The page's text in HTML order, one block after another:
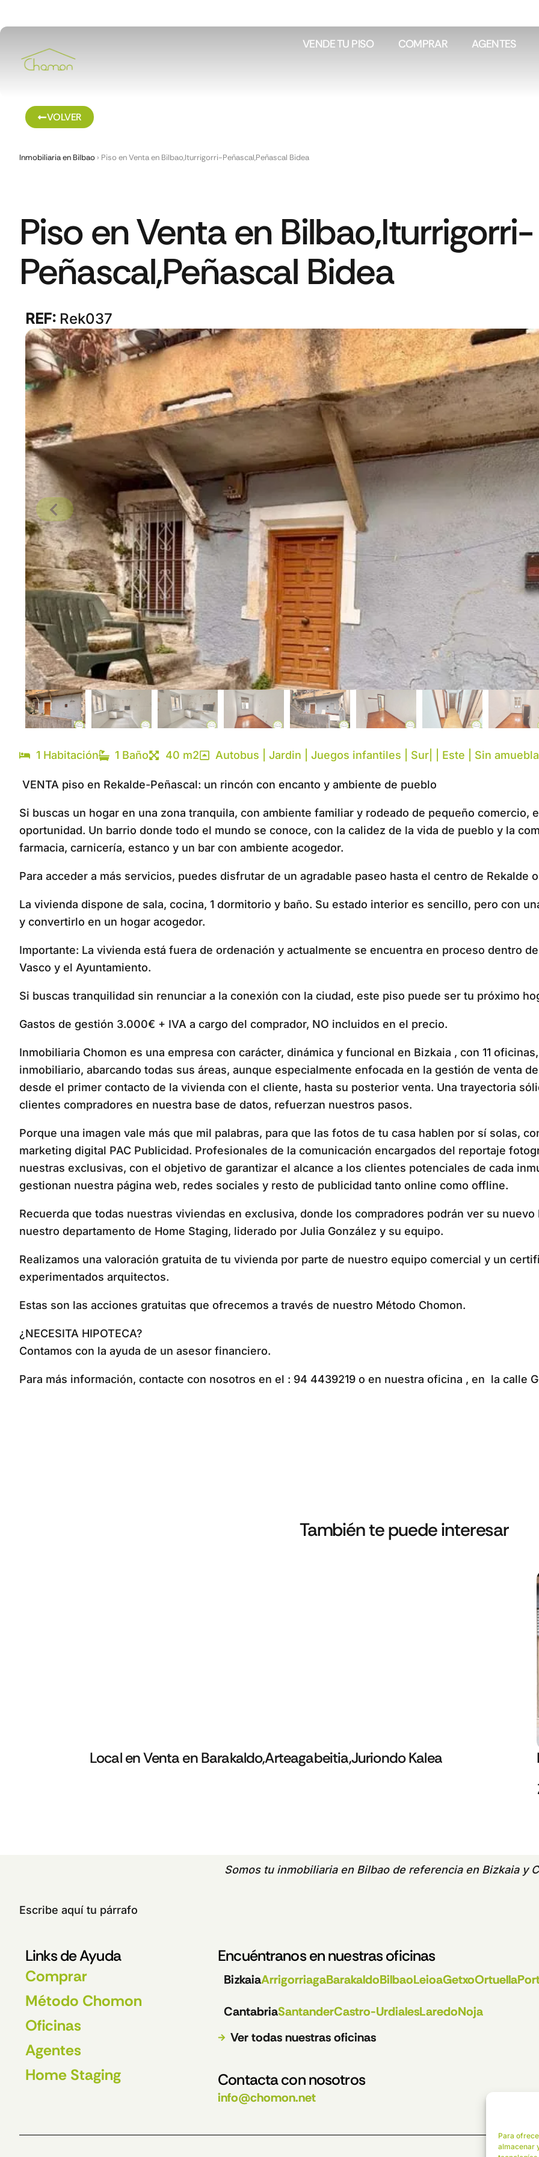
Para
almacenar
VENDE TU PISO COMPRAR AGENTES
VOLVER
Inmobiliaria en Bilbao › Piso en Venta en Bilbao,Iturrigorri-Peñascal,Peñascal Bidea
Piso en Venta en Bilbao,Iturrigorri-
Peñascal,Peñascal Bidea
REF: Rek037
1 Habitación 1 Baño 40 m2 Autobus | Jardin | Juegos infantiles | Sur| | Este | Sin
VENTA piso en Rekalde-Peñascal: un rincón con encanto y ambiente de pueblo
Si buscas un hogar en una zona tranquila, con ambiente familiar y rodeado de pequeño comercio,
oportunidad. Un barrio donde todo el mundo se conoce, con la calidez de la vida de pueblo y la
farmacia, carnicería, estanco y un bar con ambiente acogedor.
Para acceder a más servicios, puedes disfrutar de un agradable paseo hasta el centro de Rekalde
La vivienda dispone de sala, cocina, 1 dormitorio y baño. Su estado interior es sencillo, pero con
y convertirlo en un hogar acogedor.
Importante: La vivienda está fuera de ordenación y actualmente se encuentra en proceso dentro
Vasco y el Ayuntamiento.
Si buscas tranquilidad sin renunciar a la conexión con la ciudad, este piso puede ser tu próximo
Gastos de gestión 3.000€ + IVA a cargo del comprador, NO incluidos en el precio.
Inmobiliaria Chomon es una empresa con carácter, dinámica y funcional en Bizkaia , con 11
inmobiliario, abarcando todas sus áreas, aunque especialmente enfocada en la gestión de venta
desde el primer contacto de la vivienda con el cliente, hasta su posterior venta. Una trayectoria
clientes compradores en nuestra base de datos, refuerzan nuestros pasos.
Porque una imagen vale más que mil palabras, para que las fotos de tu casa hablen por sí solas,
marketing digital PAC Publicidad. Profesionales de la comunicación encargados del reportaje
nuestras exclusivas, con el objetivo de garantizar el alcance a los clientes potenciales de cada
gestionan nuestra página web, redes sociales y resto de publicidad tanto online como offline.
Recuerda que todas nuestras viviendas en exclusiva, donde los compradores podrán ver su
nuestro departamento de Home Staging, liderado por Julia González y su equipo.
Realizamos una valoración gratuita de tu vivienda por parte de nuestro equipo comercial y un
experimentados arquitectos.
Estas son las acciones gratuitas que ofrecemos a través de nuestro Método Chomon.
¿NECESITA HIPOTECA?
Contamos con la ayuda de un asesor financiero.
Para más información, contacte con nosotros en el : 94 4439219 o en nuestra oficina , en la calle
También te puede interesar
Local en Venta en Barakaldo,Arteagabeitia,Juriondo Kalea
Somos tu inmobiliaria en Bilbaode referencia en Bizkaia y
Escribe aquí tu párrafo
Links de Ayuda
Comprar
Método Chomon
Oficinas
Agentes
Home Staging
Encuéntranos en nuestras oficinas
BizkaiaArrigorriagaBarakaldoBilbaoLeioaGetxoOrtuella
CantabriaSantanderCastro-UrdialesLaredoNoja
Ver todas nuestras oficinas
Contacta con nosotros
info@chomon.net